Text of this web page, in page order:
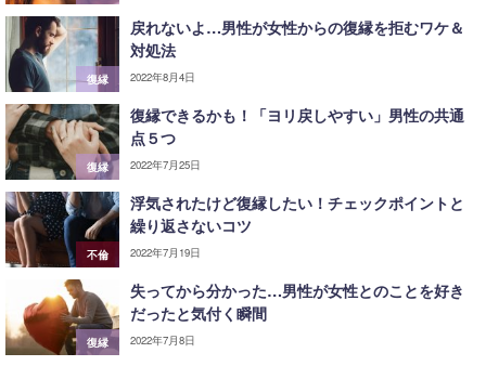
復縁
戻れないよ…男性が女性からの復縁を拒むワケ＆
対処法
2022年8月4日
復縁
復縁できるかも！「ヨリ戻しやすい」男性の共通
点５つ
2022年7月25日
不倫
浮気されたけど復縁したい！チェックポイントと
繰り返さないコツ
2022年7月19日
復縁
失ってから分かった…男性が女性とのことを好き
だったと気付く瞬間
2022年7月8日